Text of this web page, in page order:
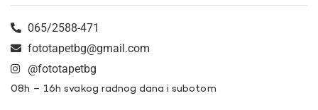
065/2588-471
fototapetbg@gmail.com
@fototapetbg
08h – 16h svakog radnog dana i subotom